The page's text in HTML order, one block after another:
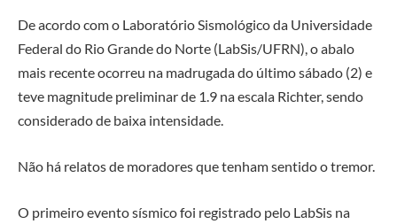
De acordo com o Laboratório Sismológico da Universidade
Federal do Rio Grande do Norte (LabSis/UFRN), o abalo
mais recente ocorreu na madrugada do último sábado (2) e
teve magnitude preliminar de 1.9 na escala Richter, sendo
considerado de baixa intensidade.
Não há relatos de moradores que tenham sentido o tremor.
O primeiro evento sísmico foi registrado pelo LabSis na